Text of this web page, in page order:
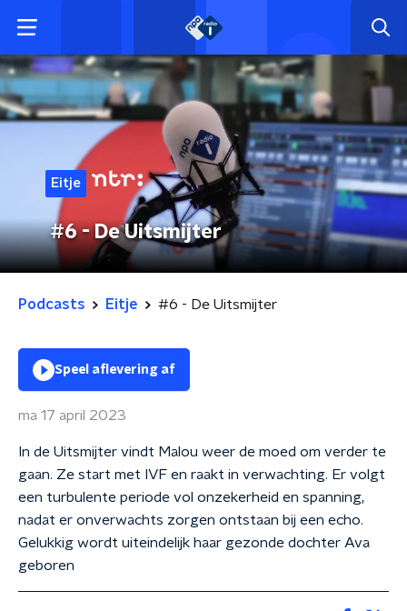
Eitje
#6 - De Uitsmijter
Podcasts Eitje #6 - De Uitsmijter
Speel aflevering af
ma 17 april 2023
In de Uitsmijter vindt Malou weer de moed om verder te
gaan. Ze start met IVF en raakt in verwachting. Er volgt
een turbulente periode vol onzekerheid en spanning,
nadat er onverwachts zorgen ontstaan bij een echo.
Gelukkig wordt uiteindelijk haar gezonde dochter Ava
geboren